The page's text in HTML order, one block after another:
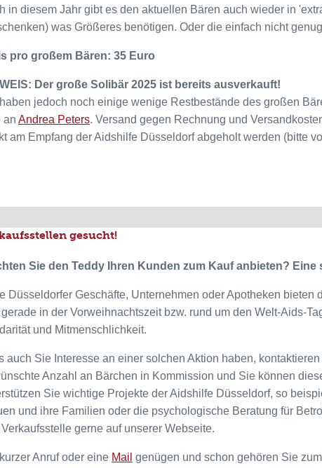
in diesem Jahr gibt es den aktuellen Bären auch wieder in
was Größeres benötigen. Oder die einfach nicht
pro großem Bären: 35 Euro
Der große Solibär 2025 ist bereits ausverkauft!
jedoch noch einige wenige Restbestände des großen
an Andrea Peters. Versand gegen Rechnung und
am Empfang der Aidshilfe Düsseldorf abgeholt werden (bitte
gesucht!
Sie den Teddy Ihren Kunden zum Kauf anbieten? Eine
Düsseldorfer Geschäfte, Unternehmen oder Apotheken bieten
in der Vorweihnachtszeit bzw. rund um den Welt-Aids-
und Mitmenschlichkeit.
auch Sie Interesse an einer solchen Aktion haben,
Anzahl an Bärchen in Kommission und Sie können
Sie wichtige Projekte der Aidshilfe Düsseldorf, so
und ihre Familien oder die psychologische Beratung für
Verkaufsstelle gerne auf unserer Webseite.
Anruf oder eine Mail genügen und schon gehören Sie